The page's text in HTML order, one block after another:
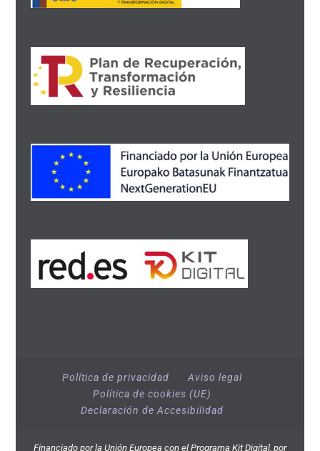
Política de privacidad
Aviso legal
Política de cookies (UE)
Declaración de Accesibilidad
Financiado por la Unión Europea con el Programa Kit Digital, por